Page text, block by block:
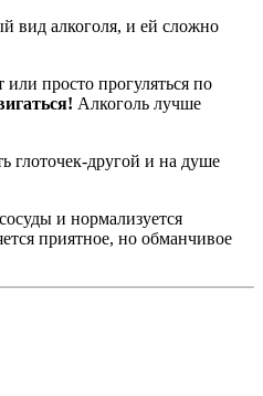
вид алкоголя, и ей сложно
просто прогуляться по
Алкоголь лучше
глоточек-другой и на душе
и нормализуется
приятное, но обманчивое